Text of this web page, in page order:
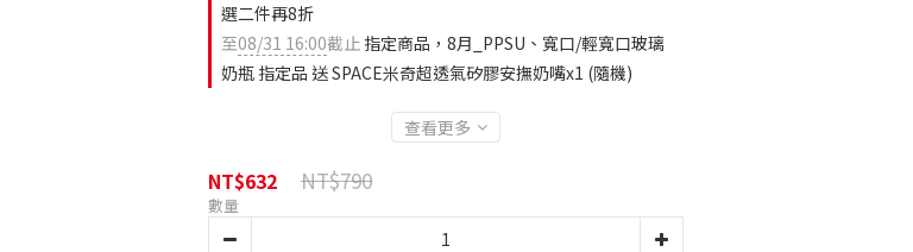
選二件再8折
至08/31 16:00截止 指定商品，8月_PPSU、寬口/輕寬口玻璃
奶瓶 指定品 送 SPACE米奇超透氣矽膠安撫奶嘴x1 (隨機)
查看更多
NT$632 NT$790
數量